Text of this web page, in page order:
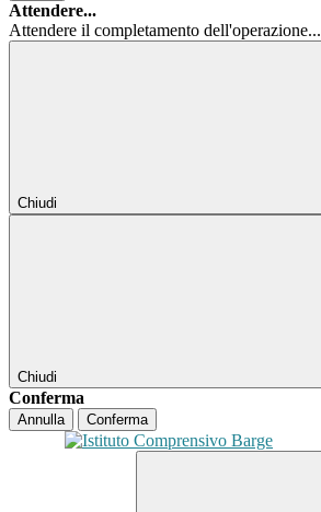
Attendere...
Attendere il completamento dell'operazione...
Chiudi
Chiudi
Conferma
Annulla Conferma